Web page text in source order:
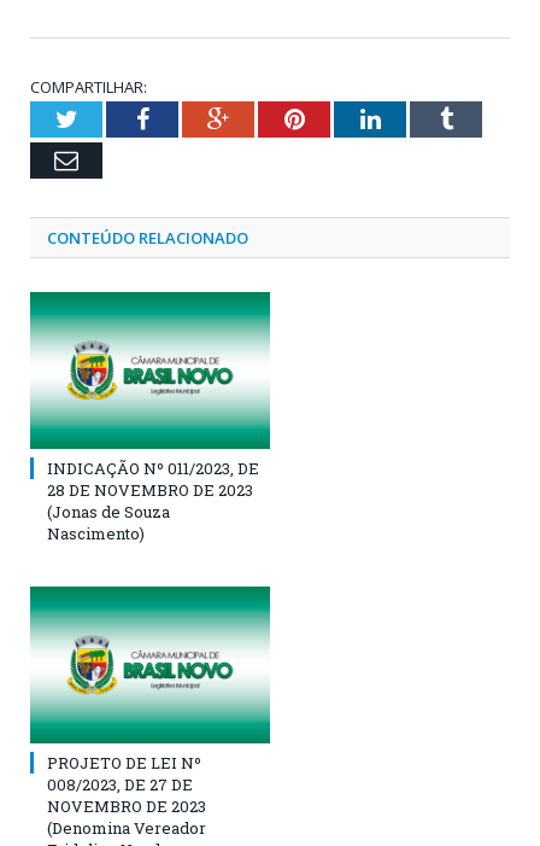
COMPARTILHAR:
TwitterFacebookGoogle+PinterestLinkedInTumblr
Email
CONTEÚDO RELACIONADO
INDICAÇÃO Nº 011/2023, DE
28 DE NOVEMBRO DE 2023
(Jonas de Souza
Nascimento)
PROJETO DE LEI Nº
008/2023, DE 27 DE
NOVEMBRO DE 2023
(Denomina Vereador